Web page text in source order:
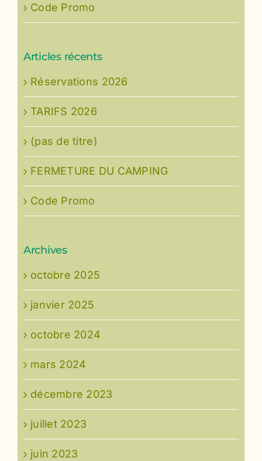
Code Promo
Articles récents
Réservations 2026
TARIFS 2026
(pas de titre)
FERMETURE DU CAMPING
Code Promo
Archives
octobre 2025
janvier 2025
octobre 2024
mars 2024
décembre 2023
juillet 2023
juin 2023